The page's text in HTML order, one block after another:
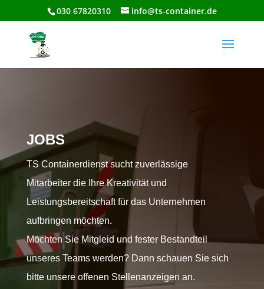
030 67820310 info@ts-container.de
JOBS
TS Containerdienst sucht zuverlässige
Mitarbeiter die Ihre Kreativität und
Leistungsbereitschaft für das Unternehmen
aufbringen möchten.
Möchten Sie Mitgleid und fester Bestandteil
unseres Teams werden? Dann schauen Sie sich
bitte unsere offenen Stellenanzeigen an.